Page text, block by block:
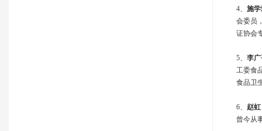
4、 施
会委员
证协会
5、 李
工委食
食品卫
6、 赵
曾今从